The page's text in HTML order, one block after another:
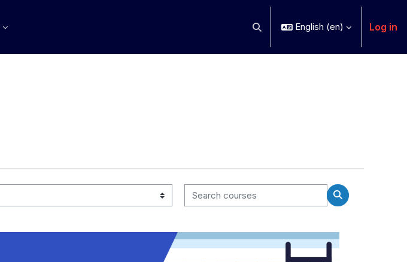
Toggle search input
English ‎(en)‎ Log in
Search courses
Search courses